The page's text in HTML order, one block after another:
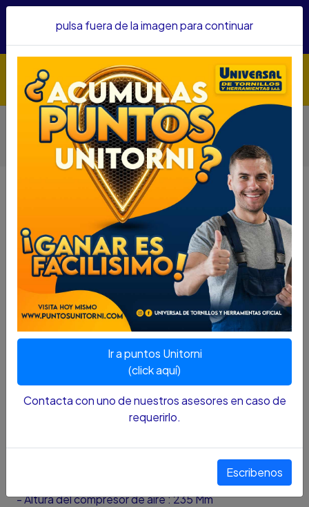
confianza&nbsp;Recibe un KIT PARRILLERO por compras
Herramientas Herramienta Eléctrica Compresores
COMPRESOR / INFLADOR BYD MULTIPROPOSITO 12V
REF.BDINF12-LA
COMPRESOR / INFLADOR BYD
MULTIPROPOSITO 12V REF.BDINF12-
LA
DESCRIPCIÓN
COMPRESOR / INFLADOR BYD MULTIPROPOSITO
12V REF.BDINF12-LA
SKU...43730101
DESCRIPCIÓN..
Este compresor/inflador multipropósito cuenta con su
medidor digital para dar la presión actual y fijar la
presión deseada, un apagado automático el cual
detiene la unidad cuando se alcanza la presión
deseada, su fuente de Alimentación de 12V Salidas de
alta presión para neumáticos y alto volumen para
- Altura del compresor de aire : 235 Mm
pulsa fuera de la imagen para continuar
Ir a puntos Unitorni
(click aquí)
Contacta con uno de nuestros asesores en caso de
requerirlo.
Escribenos